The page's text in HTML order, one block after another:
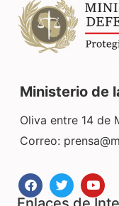
Ministerio de
Oliva entre 14 de
Correo: